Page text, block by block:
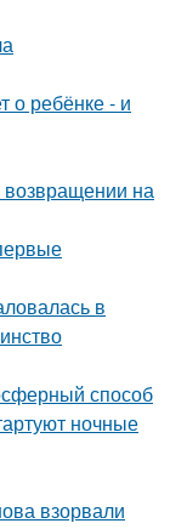
о ребёнке - и
на
в
способ
ночные
взорвали